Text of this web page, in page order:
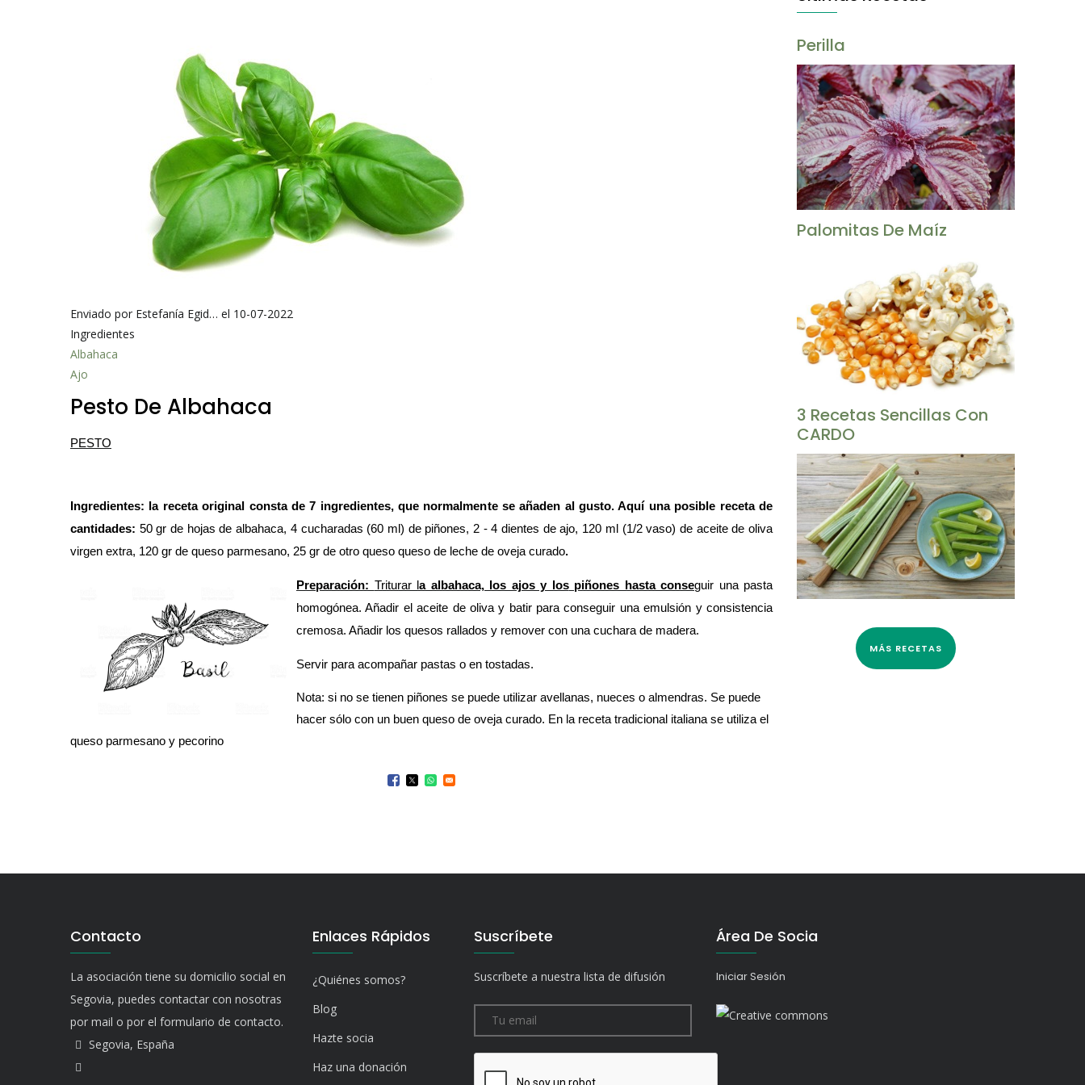
Enviado por Estefanía Egid… el 10-07-2022
Ingredientes
Albahaca
Ajo
Pesto De Albahaca
PESTO
Ingredientes: la receta original consta de 7 ingredientes, que normalmente se añaden al gusto. Aquí una posible receta de
cantidades: 50 gr de hojas de albahaca, 4 cucharadas (60 ml) de piñones, 2 - 4 dientes de ajo, 120 ml (1/2 vaso) de aceite de oliva
virgen extra, 120 gr de queso parmesano, 25 gr de otro queso queso de leche de oveja curado.
Preparación: Triturar l a albahaca, los ajos y lospiñones hasta conseguir una pasta
homogónea. Añadir el aceite de oliva y batir para conseguir una emulsión y consistencia
cremosa. Añadir los quesos rallados y remover con una cuchara de madera.
Servir para acompañar pastas o en tostadas.
Nota: si no se tienen piñones se puede utilizar avellanas, nueces o almendras. Se puede
hacer sólo con un buen queso de oveja curado. En la receta tradicional italiana se utiliza el
queso parmesano y pecorino
Perilla
Palomitas De Maíz
3 Recetas Sencillas Con
CARDO
MÁS RECETAS
Contacto
La asociación tiene su domicilio social en
Segovia, puedes contactar con nosotras
por mail o por el formulario de contacto.
Segovia, España
Enlaces Rápidos
¿Quiénes somos?
Blog
Hazte socia
Haz una donación
Suscríbete
Suscríbete a nuestra lista de difusión
Área De Socia
Iniciar Sesión